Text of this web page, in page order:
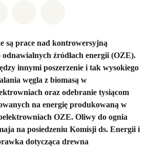
są prace nad kontrowersyjną
źródłach energii (OZE).
innymi poszerzenie i tak wysokiego
węgla z biomasą w
oraz odebranie tysiącom
na energię produkowaną w
OZE. Oliwy do ognia
na posiedzeniu Komisji ds. Energii i
dotycząca drewna